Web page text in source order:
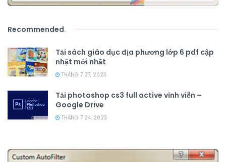
Recommended.
Tải sách giáo dục địa phương lớp 6 pdf cập
nhật mới nhất
THÁNG 7 27, 2023
Tải photoshop cs3 full active vĩnh viễn –
Google Drive
THÁNG 7 24, 2023